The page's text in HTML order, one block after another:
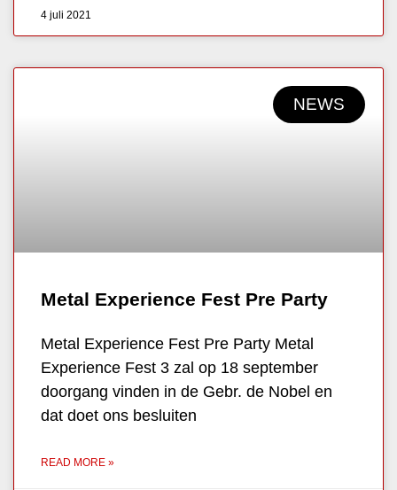
4 juli 2021
NEWS
Metal Experience Fest Pre Party
Metal Experience Fest Pre Party Metal
Experience Fest 3 zal op 18 september
doorgang vinden in de Gebr. de Nobel en
dat doet ons besluiten
READ MORE »